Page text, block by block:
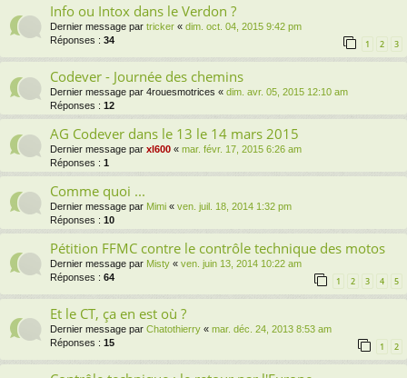
Info ou Intox dans le Verdon ?
Dernier message par tricker « dim. oct. 04, 2015 9:42 pm
Réponses : 34 1 2 3
Codever - Journée des chemins
Dernier message par 4rouesmotrices « dim. avr. 05, 2015 12:10 am
Réponses : 12
AG Codever dans le 13 le 14 mars 2015
Dernier message par xl600 « mar. févr. 17, 2015 6:26 am
Réponses : 1
Comme quoi ...
Dernier message par Mimi « ven. juil. 18, 2014 1:32 pm
Réponses : 10
Pétition FFMC contre le contrôle technique des motos
Dernier message par Misty « ven. juin 13, 2014 10:22 am
Réponses : 64 1 2 3 4 5
Et le CT, ça en est où ?
Dernier message par Chatothierry « mar. déc. 24, 2013 8:53 am
Réponses : 15 1 2